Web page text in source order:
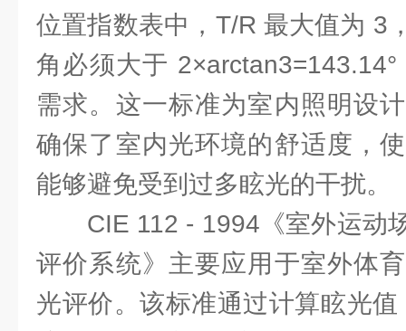
位置指数表中，T/R 最大值为 3
角必须大于
需求。这一标准为室内照明设
确保了室内光环境的舒适度，
能够避免受到过多眩光的干扰。
CIE 112 - 1994《室外运动
评价系统》主要应用于室外体
光评价。该标准通过计算眩光